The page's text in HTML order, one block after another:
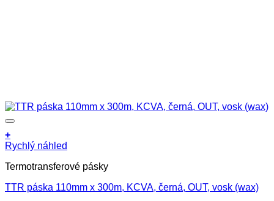
+
Rychlý náhled
Termotransferové pásky
TTR páska 110mm x 300m, KCVA, černá, OUT, vosk (wax)